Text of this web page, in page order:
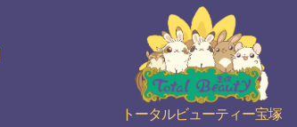
トータルビューティー宝塚